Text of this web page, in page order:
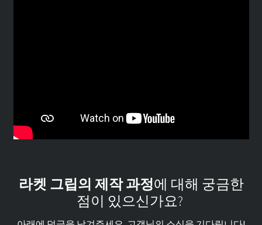
라켓 그립의 제작 과정에 대해 궁금한
점이 있으신가요?